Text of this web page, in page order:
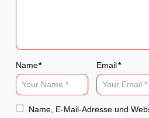
Name* Email*
Name, E-Mail-Adresse und